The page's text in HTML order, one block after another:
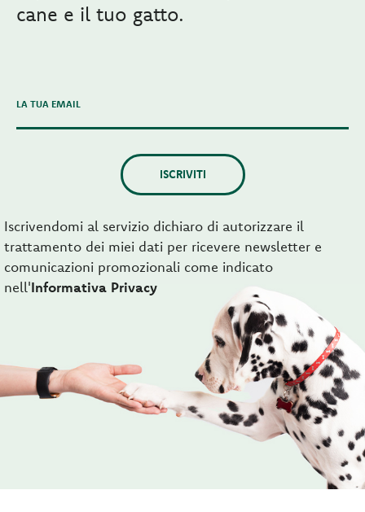
cane e il tuo gatto.
LA TUA EMAIL
ISCRIVITI
Iscrivendomi al servizio dichiaro di autorizzare il
trattamento dei miei dati per ricevere newsletter e
comunicazioni promozionali come indicato
nell'Informativa Privacy